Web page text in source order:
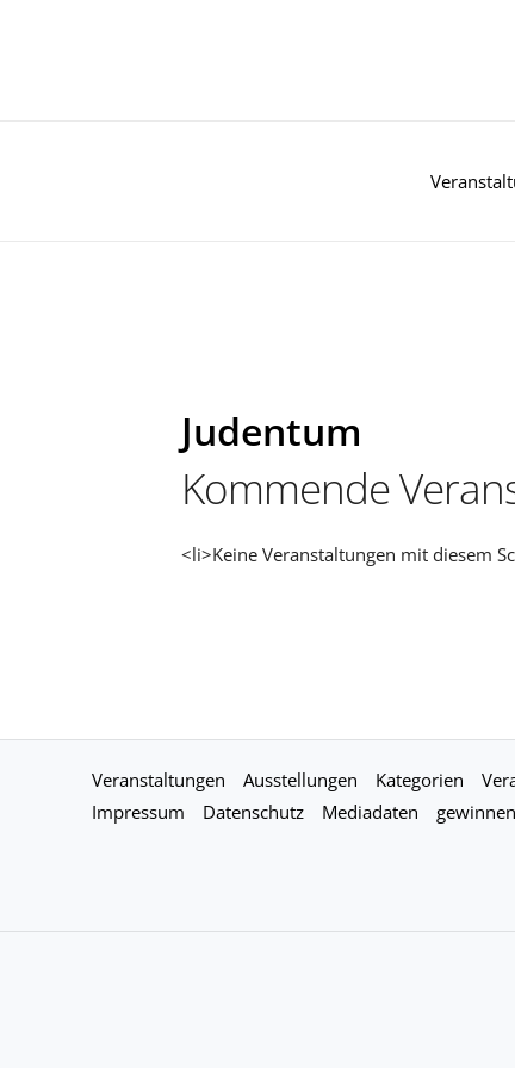
Judentum
Kommende
<li>Keine Veranstaltungen mit diesem
Veranstaltungen Ausstellungen Kategorien
Impressum
Datenschutz Mediadaten